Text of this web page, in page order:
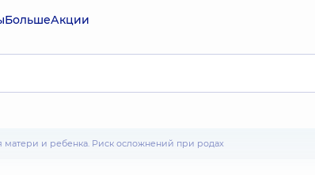
БольшеАкции
матери и ребенка. Риск осложнений при родах